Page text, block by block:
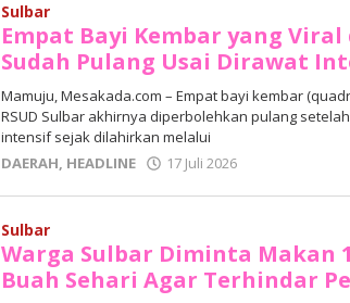
Sulbar
Empat Bayi Kembar yang
Sudah Pulang Usai Dirawat
Mamuju, Mesakada.com – Empat bayi kembar
RSUD Sulbar akhirnya diperbolehkan pulang
intensif sejak dilahirkan melalui
DAERAH, HEADLINE 17 Juli 2026
Junaedi
Sulbar
Warga Sulbar Diminta Makan
Buah Sehari Agar Terhindar